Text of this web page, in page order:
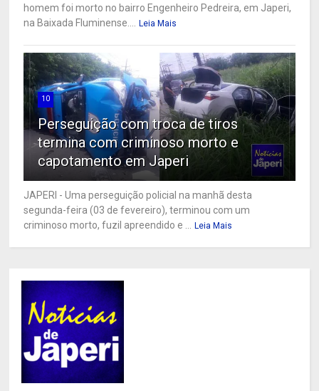
homem foi morto no bairro Engenheiro Pedreira, em Japeri,
na Baixada Fluminense....
Leia Mais
10
Perseguição com troca de tiros
termina com criminoso morto e
capotamento em Japeri
JAPERI - Uma perseguição policial na manhã desta
segunda-feira (03 de fevereiro), terminou com um
criminoso morto, fuzil apreendido e ...
Leia Mais